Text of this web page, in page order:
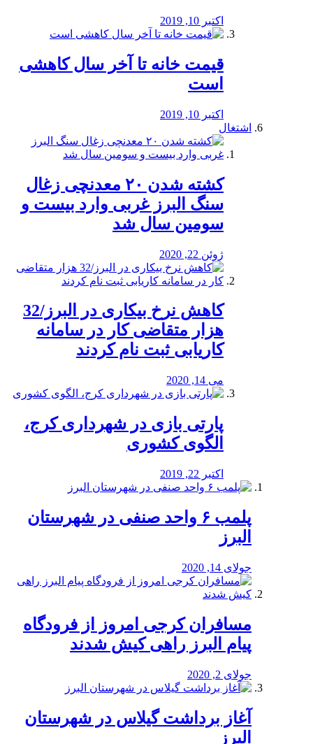
اکتبر 10, 2019
قیمت خانه تا آخر سال کاهشی
است
اکتبر 10, 2019
اشتغال
کشته شدن ۲۰ معدنچی زغال
سنگ البرز غربی وارد بیست و
سومین سال شد
ژوئن 22, 2020
کاهش نرخ بیکاری در البرز/32
هزار متقاضی کار در سامانه
کاریابی ثبت نام کردند
می 14, 2020
پارتی بازی در شهرداری کرج،
الگوی کشوری
اکتبر 22, 2019
پلمب ۶ واحد صنفی در شهرستان
البرز
جولای 14, 2020
مسافران کرجی امروز از فرودگاه
پیام البرز راهی کیش شدند
جولای 2, 2020
آغاز برداشت گیلاس در شهرستان
البرز